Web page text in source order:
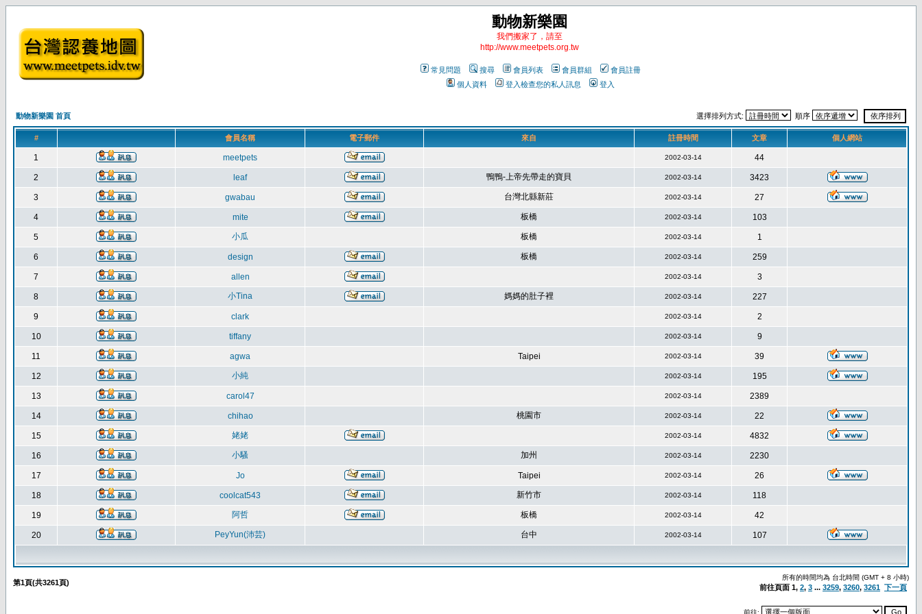
動物新樂園
我們搬家了，請至
http://www.meetpets.org.tw
常見問題 搜尋 會員列表 會員群組
會員註冊
個人資料
登入檢查您的私人訊息 登入
動物新樂園 首頁 選擇排列方式: 順序
# 會員名稱 電子郵件 來自 註冊時間 文章 個人網站
1 meetpets 2002-03-14 44
2 leaf 鴨鴨-上帝先帶走的寶貝 2002-03-14 3423
3 gwabau 台灣北縣新莊 2002-03-14 27
4 mite 板橋 2002-03-14 103
5 小瓜 板橋 2002-03-14 1
6 design 板橋 2002-03-14 259
7 allen 2002-03-14 3
8 小Tina 媽媽的肚子裡 2002-03-14 227
9 clark 2002-03-14 2
10 tiffany 2002-03-14 9
11 agwa Taipei 2002-03-14 39
12 小純 2002-03-14 195
13 carol47 2002-03-14 2389
14 chihao 桃園市 2002-03-14 22
15 姥姥 2002-03-14 4832
16 小騷 加州 2002-03-14 2230
17 Jo Taipei 2002-03-14 26
18 coolcat543 新竹市 2002-03-14 118
19 阿哲 板橋 2002-03-14 42
20 PeyYun(沛芸) 台中 2002-03-14 107
第1頁(共3261頁)
所有的時間均為 台北時間 (GMT + 8 小時)
前往頁面 1, 2, 3 ... 3259, 3260, 3261 下一頁
前往: